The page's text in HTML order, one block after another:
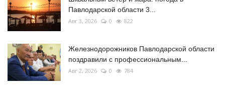
Павлодарской области 3...
Авг 3, 2026 0 822
Железнодорожников Павлодарской области
поздравили с профессиональным...
Авг 2, 2026 0 784